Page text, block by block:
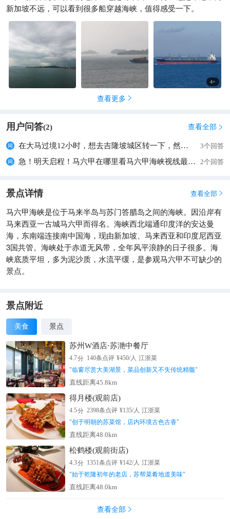
新加坡不远，可以看到很多船穿越海峡，值得感受一下。
4+
查看更多 
用户问答(2) 查看全部 
在大马过境12小时，想去吉隆坡城区转一下，然后去雪邦看马六甲海峡，然后返回机场。要怎么乘车比较好呢 3个回答
急！明天启程！马六甲在哪里看马六甲海峡视线最好？ 2个回答
景点详情 查看全部 
马六甲海峡是位于马来半岛与苏门答腊岛之间的海峡。因沿岸有
马来西亚一古城马六甲而得名。海峡西北端通印度洋的安达曼
海，东南端连接南中国海，现由新加坡、马来西亚和印度尼西亚
3国共管。海峡处于赤道无风带，全年风平浪静的日子很多。海
峡底质平坦，多为泥沙质，水流平缓，是参观马六甲不可缺少的
景点。
景点附近
美食 景点
苏州W酒店·苏滟中餐厅
4.7分 140条点评 ¥450/人 江浙菜
"临窗尽赏大美湖景，菜品创新又不失传统精髓"
直线距离45.8km
得月楼(观前店)
4.5分 2398条点评 ¥135/人 江浙菜
"创于明朝的苏菜馆，店内环境古色古香"
直线距离48.0km
松鹤楼(观前街店)
4.3分 1351条点评 ¥142/人 江浙菜
"始于乾隆初年的老店，苏帮菜肴地道美味"
直线距离48.0km
查看全部 